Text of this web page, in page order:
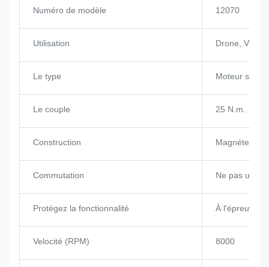
Numéro de modèle 12070
Utilisation Drone, VTOL
Le type Moteur sans
Le couple 25 N.m.
Construction Magnéte
Commutation Ne pas
Protégez la fonctionnalité À l'épreuve
Velocité (RPM) 8000